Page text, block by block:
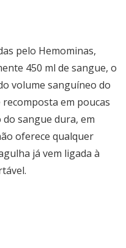
pelo Hemominas,
450 ml de sangue, o
volume sanguíneo do
em poucas
do sangue dura, em
oferece qualquer
já vem ligada à